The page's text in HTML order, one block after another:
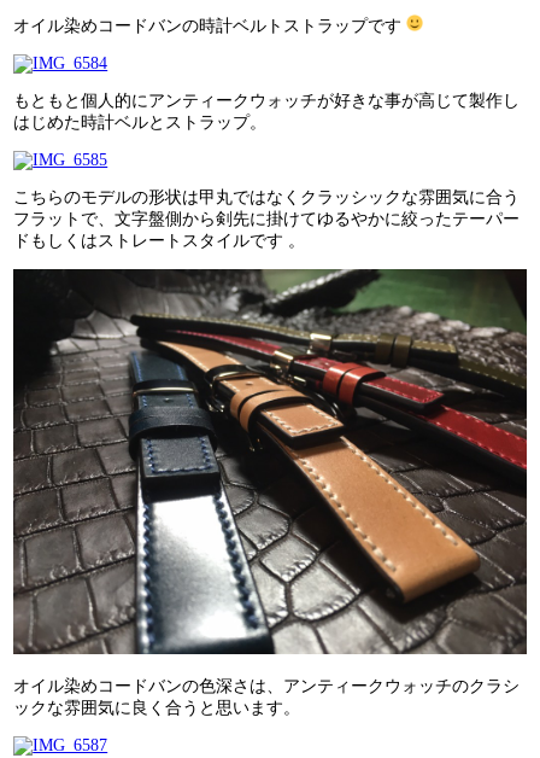
オイル染めコードバンの時計ベルトストラップです
もともと個人的にアンティークウォッチが好きな事が高じて製作し
はじめた時計ベルとストラップ。
こちらのモデルの形状は甲丸ではなくクラッシックな雰囲気に合う
フラットで、文字盤側から剣先に掛けてゆるやかに絞ったテーパー
ドもしくはストレートスタイルです 。
オイル染めコードバンの色深さは、アンティークウォッチのクラシ
ックな雰囲気に良く合うと思います。